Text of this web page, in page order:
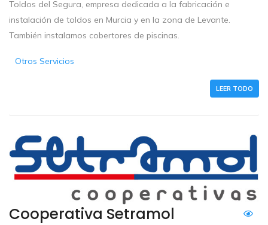
Toldos del Segura, empresa dedicada a la fabricación e
instalación de toldos en Murcia y en la zona de Levante.
También instalamos cobertores de piscinas.
Otros Servicios
LEER TODO
Cooperativa Setramol